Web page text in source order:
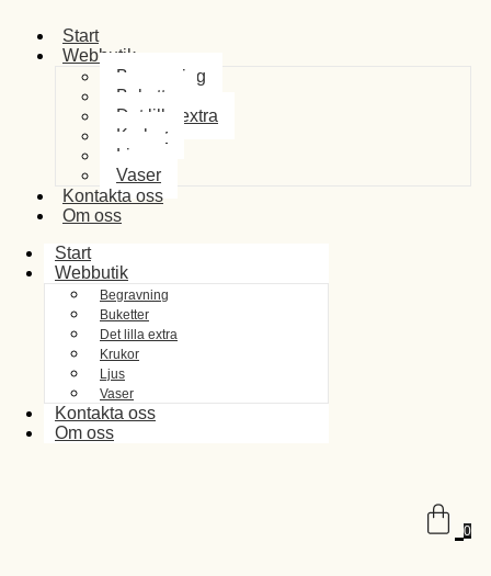
Start
Webbutik
Begravning
Buketter
Det lilla extra
Krukor
Ljus
Vaser
Kontakta oss
Om oss
Start
Webbutik
Begravning
Buketter
Det lilla extra
Krukor
Ljus
Vaser
Kontakta oss
Om oss
0